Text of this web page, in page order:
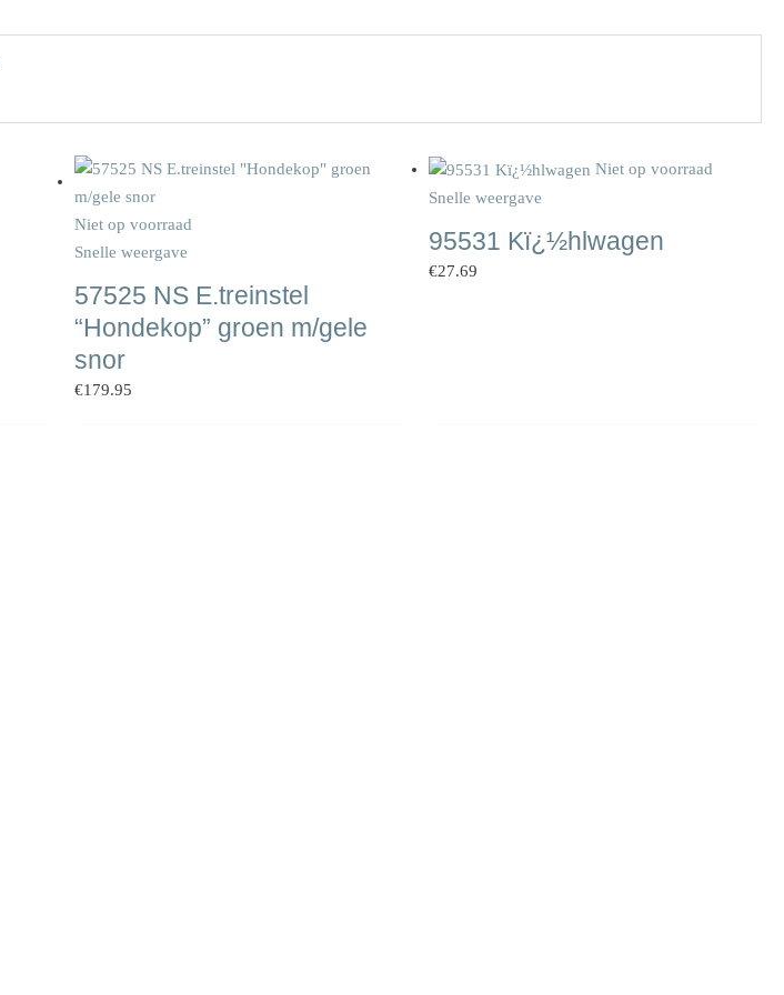
Niet op voorraad
Snelle weergave
57525 NS E.treinstel
“Hondekop” groen m/gele
snor
€179.95
Niet op voorraad
Snelle weergave
95531 Kï¿½hlwagen
€27.69